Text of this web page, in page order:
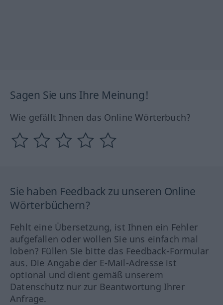
Sagen Sie uns Ihre Meinung!
Wie gefällt Ihnen das Online Wörterbuch?
Sie haben Feedback zu unseren Online
Wörterbüchern?
Fehlt eine Übersetzung, ist Ihnen ein Fehler
aufgefallen oder wollen Sie uns einfach mal
loben? Füllen Sie bitte das Feedback-Formular
aus. Die Angabe der E-Mail-Adresse ist
optional und dient gemäß unserem
Datenschutz nur zur Beantwortung Ihrer
Anfrage.